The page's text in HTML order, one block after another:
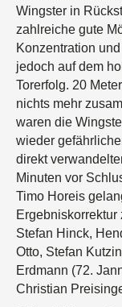
Wingster in
zahlreiche gute
Konzentration
jedoch auf dem
Torerfolg. 20
nichts mehr
waren die
wieder
direkt
Minuten vor
Timo Horeis
Ergebniskorrektur
Stefan Hinck,
Otto, Stefan
Erdmann (72.
Christian